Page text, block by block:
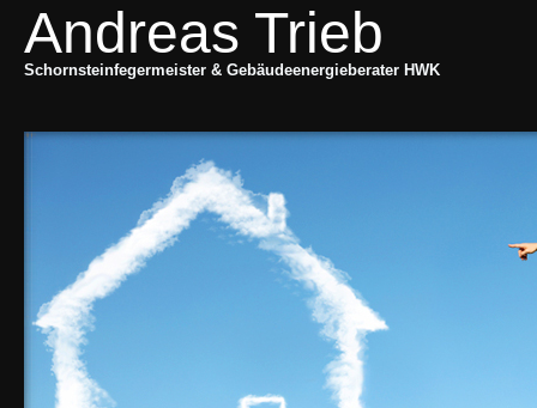
Andreas Trieb
Schornsteinfegermeister & Gebäudeenergieberater HWK